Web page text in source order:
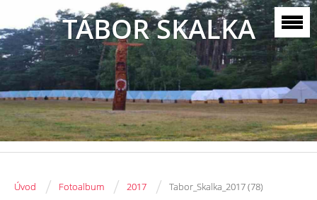
TÁBOR SKALKA
Úvod / Fotoalbum / 2017 / Tabor_Skalka_2017 (78)